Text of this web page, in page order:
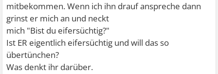
mitbekommen. Wenn ich ihn drauf anspreche dann
grinst er mich an und neckt
mich "Bist du eifersüchtig?"
Ist ER eigentlich eifersüchtig und will das so
übertünchen?
Was denkt ihr darüber.